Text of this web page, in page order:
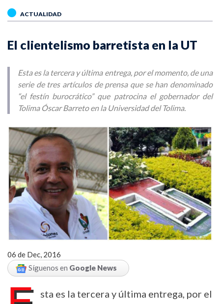
ACTUALIDAD
El clientelismo barretista en la UT
Esta es la tercera y última entrega, por el momento, de una
serie de tres artículos de prensa que se han denominado
“el festín burocrático” que patrocina el gobernador del
Tolima Óscar Barreto en la Universidad del Tolima.
06 de Dec, 2016
Síguenos en Google News
sta es la tercera y última entrega, por el